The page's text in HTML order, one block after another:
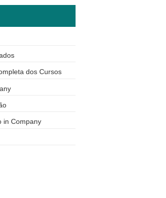
dos Cursos
in Company